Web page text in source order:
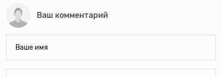
Ваш комментарий